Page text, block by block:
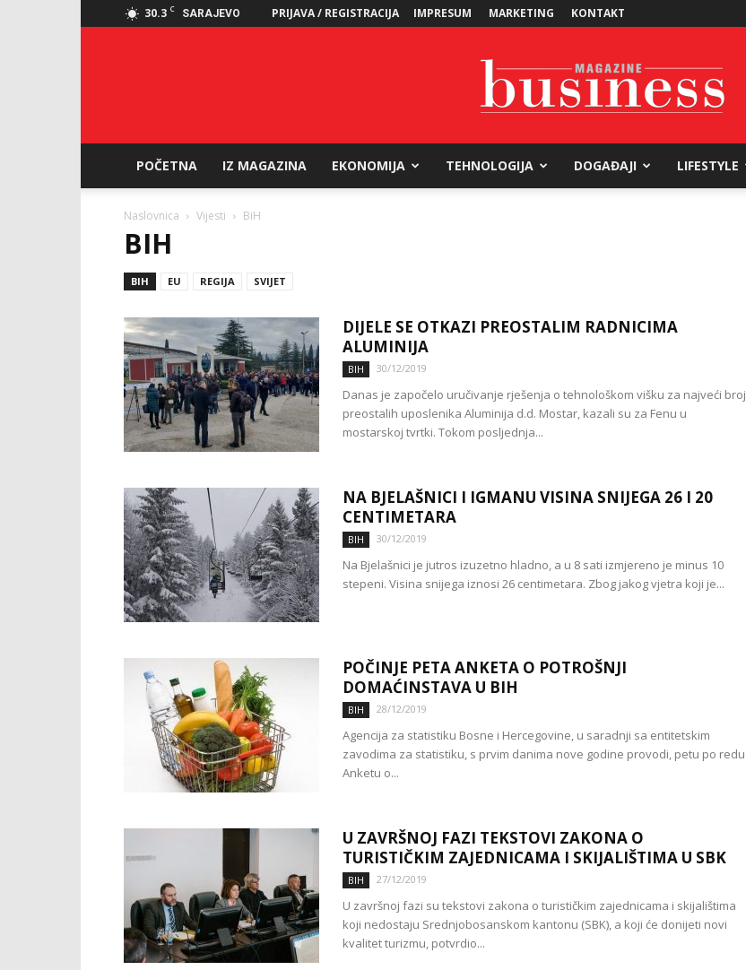
30.3 C SARAJEVO PRIJAVA / REGISTRACIJA IMPRESUM MARKETING KONTAKT
POČETNA IZ MAGAZINA EKONOMIJA TEHNOLOGIJA DOGAĐAJI LIFESTYLE
Naslovnica Vijesti BiH
BIH
BIH EU REGIJA SVIJET
DIJELE SE OTKAZI PREOSTALIM RADNICIMA
ALUMINIJA
BIH 30/12/2019
Danas je započelo uručivanje rješenja o tehnološkom višku za najveći broj
preostalih uposlenika Aluminija d.d. Mostar, kazali su za Fenu u
mostarskoj tvrtki. Tokom posljednja...
NA BJELAŠNICI I IGMANU VISINA SNIJEGA 26 I 20
CENTIMETARA
BIH 30/12/2019
Na Bjelašnici je jutros izuzetno hladno, a u 8 sati izmjereno je minus 10
stepeni. Visina snijega iznosi 26 centimetara. Zbog jakog vjetra koji je...
POČINJE PETA ANKETA O POTROŠNJI
DOMAĆINSTAVA U BIH
BIH 28/12/2019
Agencija za statistiku Bosne i Hercegovine, u saradnji sa entitetskim
zavodima za statistiku, s prvim danima nove godine provodi, petu po redu
Anketu o...
U ZAVRŠNOJ FAZI TEKSTOVI ZAKONA O
TURISTIČKIM ZAJEDNICAMA I SKIJALIŠTIMA U SBK
BIH 27/12/2019
U završnoj fazi su tekstovi zakona o turističkim zajednicama i skijalištima
koji nedostaju Srednjobosanskom kantonu (SBK), a koji će donijeti novi
kvalitet turizmu, potvrdio...